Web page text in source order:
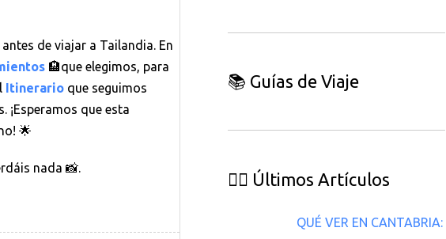
de viajar a Tailandia. En
🏨que elegimos, para
Itinerario que seguimos
que esta
🌟
nada 📸.
📚 Guías de Viaje
👇🏽 Últimos Artículos
QUÉ VER EN CANTABRIA: